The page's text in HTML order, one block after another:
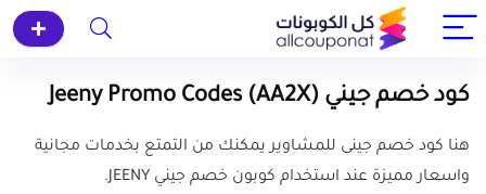
كود خصم جيني (AA2X) Jeeny Promo Codes
هنا كود خصم جينى للمشاوير يمكنك من التمتع بخدمات مجانية
واسعار مميزة عند استخدام كوبون خصم جيني JEENY.